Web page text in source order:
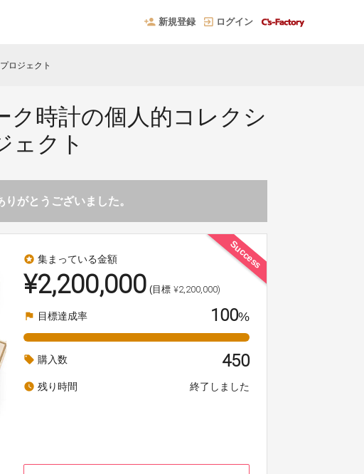
新規登録 ログイン
ロジェクト
ク時計の個人的コレクシ
ェクト
がとうございました。
Success
stars 集まっている金額
¥2,200,000 (目標 ¥2,200,000)
flag 目標達成率 100%
local_offer 購入数 450
watch_later 残り時間 終了しました